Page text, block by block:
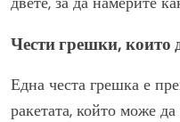
Чести грешки, които
Една честа грешка е
ракетата, който може